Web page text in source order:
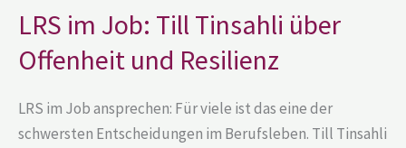
LRS im Job: Till Tinsahli über
Offenheit und Resilienz
LRS im Job ansprechen: Für viele ist das eine der
schwersten Entscheidungen im Berufsleben. Till Tinsahli
und
Resilienz